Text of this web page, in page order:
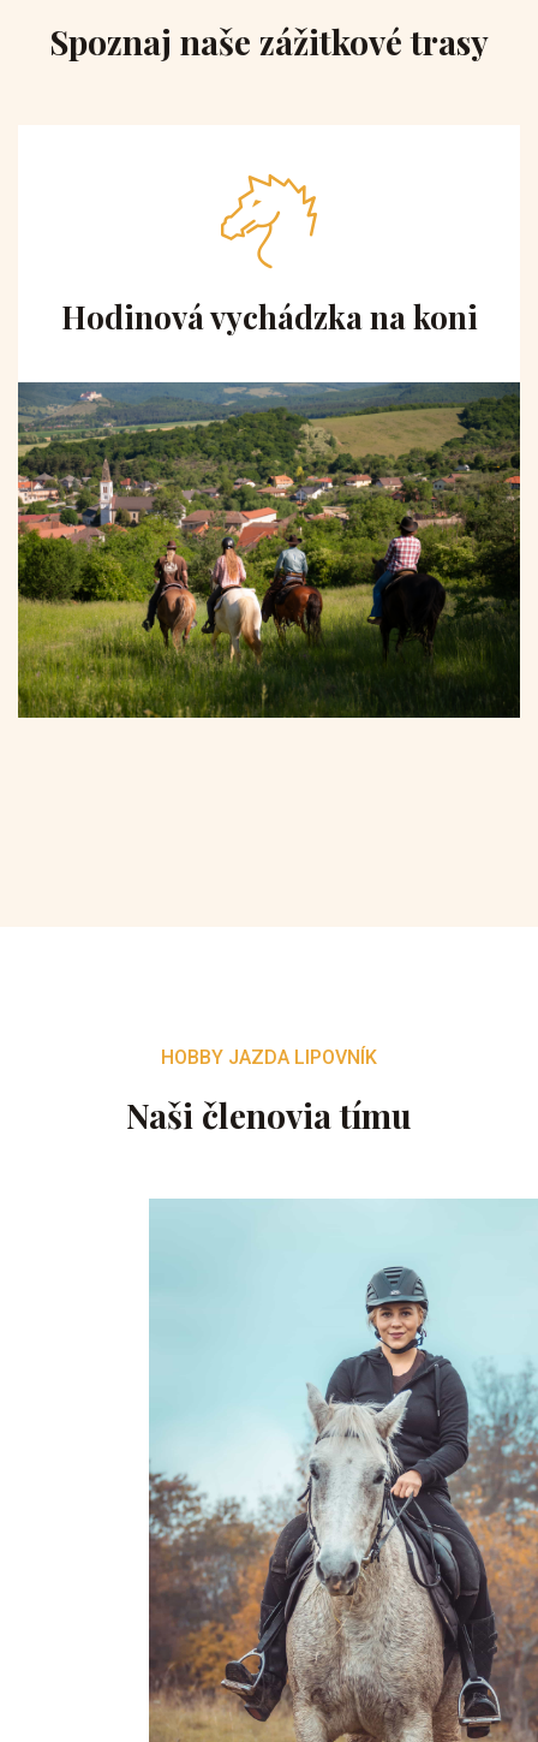
Spoznaj naše zážitkové trasy
Hodinová vychádzka na koni
HOBBY JAZDA LIPOVNÍK
Naši členovia tímu